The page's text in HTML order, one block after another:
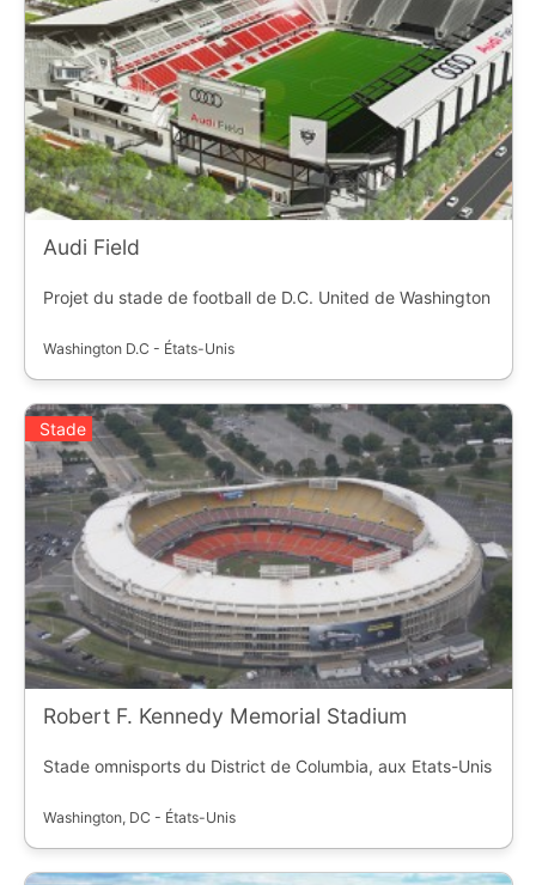
Audi Field
Projet du stade de football de D.C. United de Washington
Washington D.C - États-Unis
Stade
Robert F. Kennedy Memorial Stadium
Stade omnisports du District de Columbia, aux Etats-Unis
Washington, DC - États-Unis